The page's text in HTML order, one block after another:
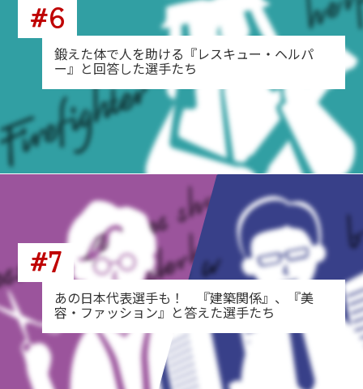
#6
鍛えた体で人を助ける『レスキュー・ヘルパ
ー』と回答した選手たち
#7
あの日本代表選手も！ 『建築関係』、『美
容・ファッション』と答えた選手たち